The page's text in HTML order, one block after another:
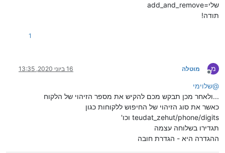
שלי=add_and_remove
תודה!
1
מ
מנותק
מוטלה 16 ביוני 2020, 13:35
@שלוימי
...ולאחר מכן תבקש מכם להקיש את מספר הזיהוי של הלקוח
כאשר את סוג הזיהוי של החיפוש ללקוחות כגון
teudat_zehut/phone/digits וכו'
תגדירו בשלוחה עצמה
ההגדרה היא - הגדרת חובה